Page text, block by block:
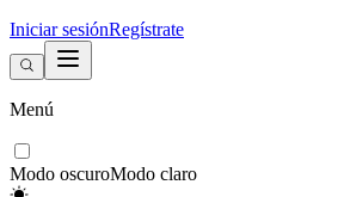
Iniciar sesiónRegístrate
Menú
Modo oscuroModo claro